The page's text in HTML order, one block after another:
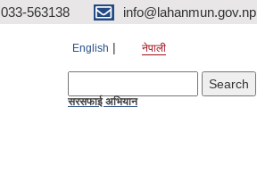
033-563138 info@lahanmun.gov.np
English नेपाली
सरसफाई अभियान